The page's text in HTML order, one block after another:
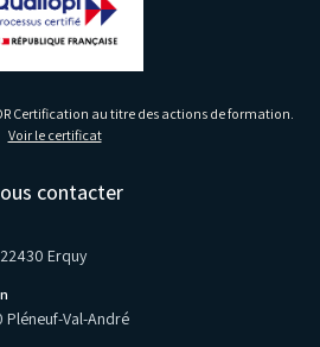
Certification au titre des actions de formation.
Voir le certificat
contacter
Erquy
Val-André